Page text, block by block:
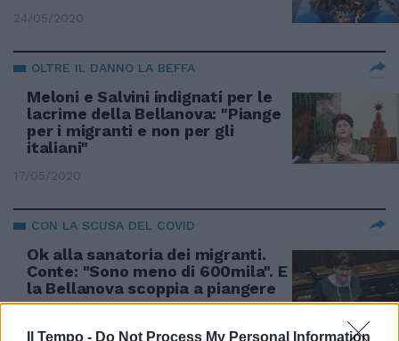
Il Tempo - Do Not Process My Personal Information
24/05/2020
OLTRE IL DANNO LA BEFFA
Meloni e Salvini indignati per le
lacrime della Bellanova: "Piange
per i migranti e non per gli
italiani"
17/05/2020
CON LA SCUSA DEL COVID
Ok alla sanatoria dei migranti.
Conte: "Sono meno di 600mila". E
la Bellanova scoppia a piangere